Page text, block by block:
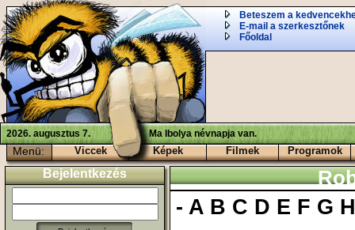
Beteszem a
E-mail a szerkesztőnek
Főoldal
2026. augusztus 7. Ma Ibolya névnapja van.
Menü: Viccek Képek Filmek Programok
Bejelentkezés
-A B C D E F G